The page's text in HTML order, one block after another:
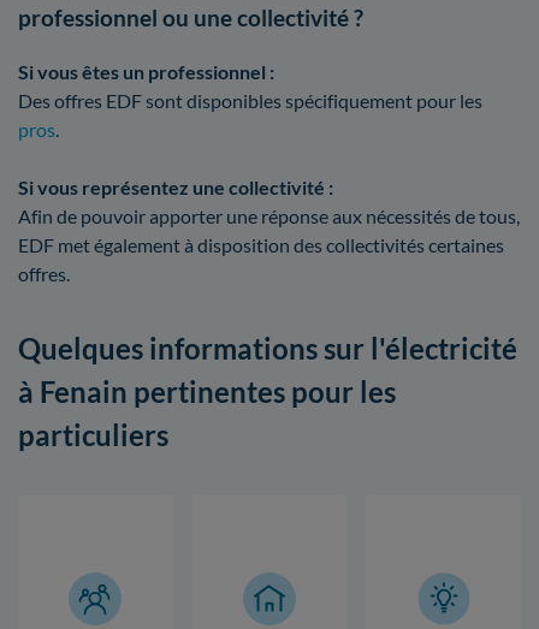
professionnel ou une collectivité ?
Si vous êtes un professionnel :
Des offres EDF sont disponibles spécifiquement pour les
pros.
Si vous représentez une collectivité :
Afin de pouvoir apporter une réponse aux nécessités de tous,
EDF met également à disposition des collectivités certaines
offres.
Quelques informations sur l'électricité
à Fenain pertinentes pour les
particuliers